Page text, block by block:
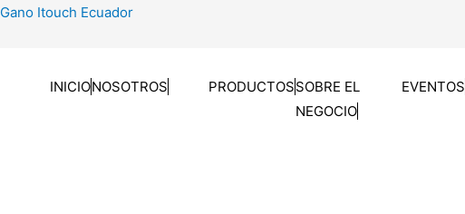
Ir
Gano Itouch Ecuador
INICIONOSOTROS PRODUCTOSSOBRE EL
NEGOCIO
EVENTOS